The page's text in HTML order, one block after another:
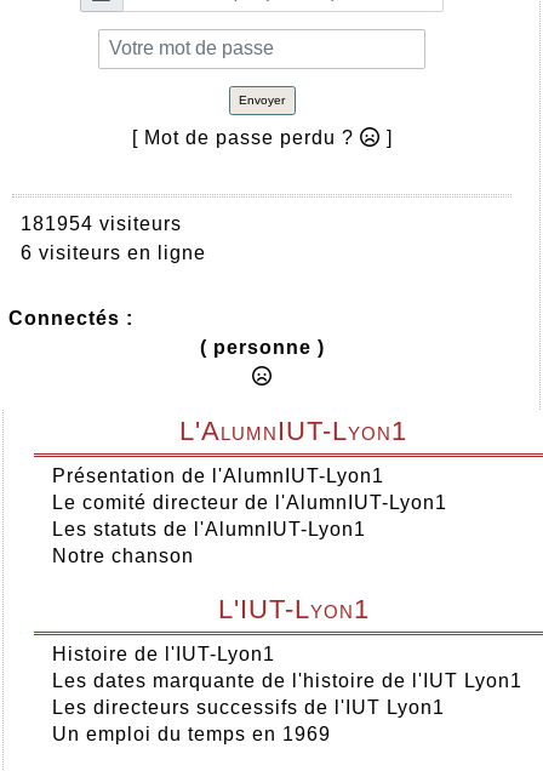
Envoyer
[ Mot de passe perdu ? ]
181954 visiteurs
6 visiteurs en ligne
Connectés :
( personne )
L'AlumnIUT-Lyon1
Présentation de l'AlumnIUT-Lyon1
Le comité directeur de l'AlumnIUT-Lyon1
Les statuts de l'AlumnIUT-Lyon1
Notre chanson
L'IUT-Lyon1
Histoire de l'IUT-Lyon1
Les dates marquante de l'histoire de l'IUT Lyon1
Les directeurs successifs de l'IUT Lyon1
Un emploi du temps en 1969